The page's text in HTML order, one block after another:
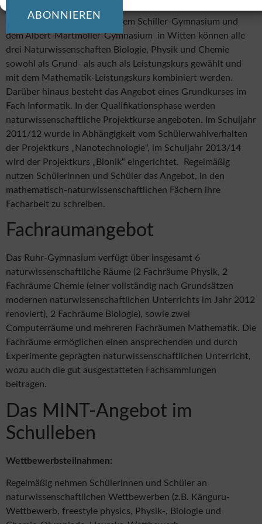
Durch die Kooperation mit dem Schiller-Gymnasium und
dem Albert-Martmöller-Gymnasium in Witten können alle
drei Naturwissenschaften Biologie, Physik und Chemie
sowohl als Grund- als auch als Leistungskurs gewählt und
mit dem Mathematik-Leistungskurs kombiniert werden.
Darüber hinaus besteht das Angebot eines Grundkurses im
Fach Informatik. In der Qualifikationsphase werden
naturwissenschaftliche Projektkurse angeboten. Im Schuljahr
2011/12 wurde in Abhängigkeit vom Schülerwahlverhalten
der Projektkurs „Nanotechnologie“, im Schuljahr 2013/14
wird der Projektkurs „Bionik“ eingerichtet. Regelmäßig
nutzen Schülerinnen und Schüler das Angebot, in den
mathematisch-naturwissenschaftlichen Fächern ihre
Facharbeit zu schreiben.
Fachraumangebot
Das Ruhr-Gymnasium verfügt über insgesamt 6
naturwissenschaftliche Räume (2 Fachräume Physik, 2
Fachräume Chemie (einer vollständig nach Grundsätzen
modernen naturwissenschaftlichen Unterrichts im Jahr 2012
renoviert), 2 Fachräume Biologie), sowie zwei
Computerräume und mehreren Fachräumen Mathematik. Die
Fachräume ermöglichen einen ansprechenden und durch
Experimente geprägten naturwissenschaftlichen Unterricht,
wozu auch die gut ausgestatteten Fachsammlungen
beitragen.
Das MINT-Angebot im
Schulleben
Wettbewerbsteilnahmen:
Regelmäßig nehmen Schülerinnen und Schüler an
naturwissenschaftlichen Wettbewerben (z.B. Känguru-
Wettbewerb, freestyle physics, Physik-, Biologie und
ABONNIEREN